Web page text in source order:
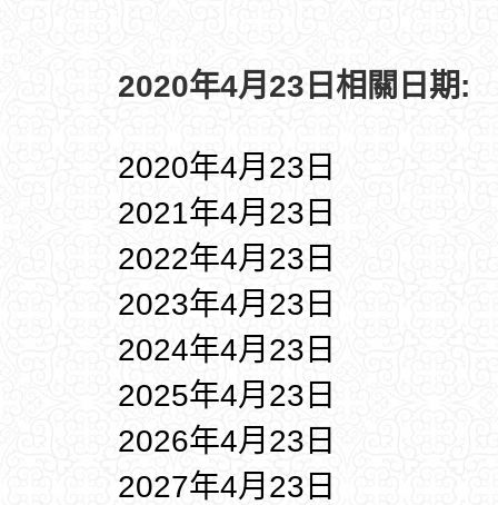
2020年4月23日相關日期:
2020年4月23日
2021年4月23日
2022年4月23日
2023年4月23日
2024年4月23日
2025年4月23日
2026年4月23日
2027年4月23日